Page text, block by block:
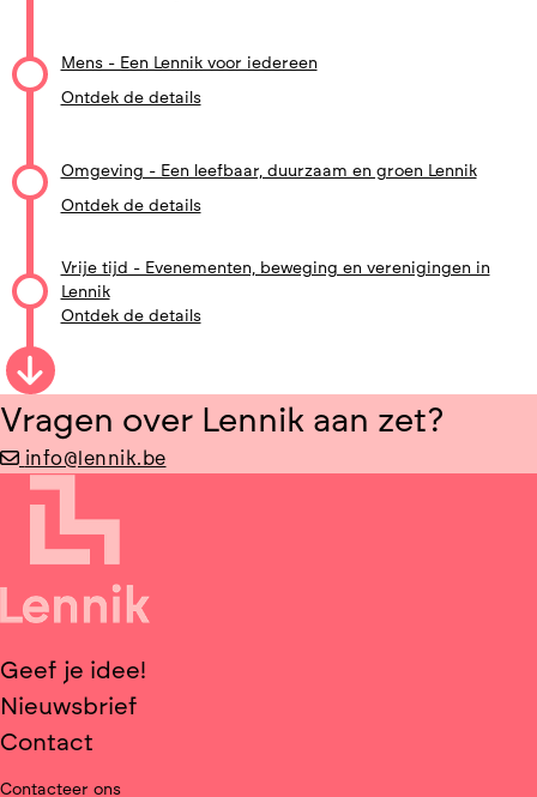
Mens - Een Lennik voor iedereen
Ontdek de details
Omgeving - Een leefbaar, duurzaam en groen Lennik
Ontdek de details
Vrije tijd - Evenementen, beweging en verenigingen in
Lennik
Ontdek de details
Vragen over Lennik aan zet?
info@lennik.be
Geef je idee!
Nieuwsbrief
Contact
Contacteer ons